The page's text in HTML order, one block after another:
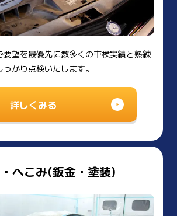
要望を最優先に数多くの車検実績と熟練
かり点検いたします。
詳しくみる
へこみ(鈑金・塗装)